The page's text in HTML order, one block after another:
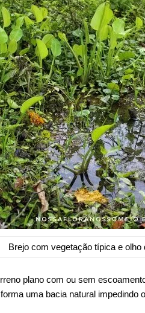
Brejo com vegetação típica e olho
plano com ou sem
uma bacia natural impedindo